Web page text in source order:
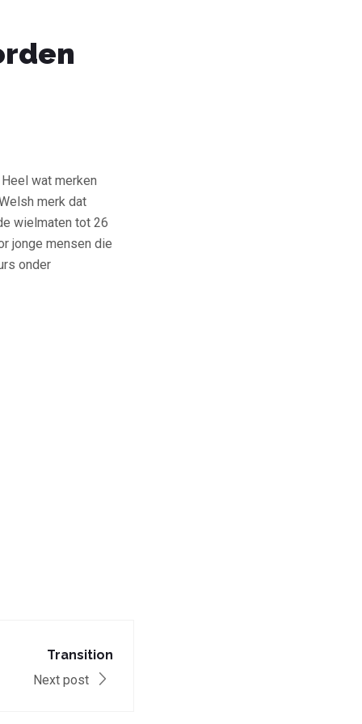
wat merken
merk dat
wielmaten tot 26
jonge mensen die
onder
Transition
Next post